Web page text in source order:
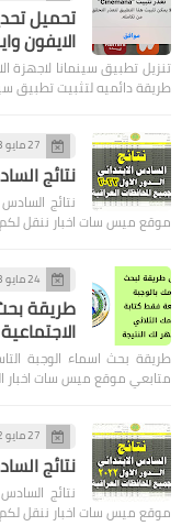
تحميل
الايفون
تنزيل تطبيق سينمانا لاجهزة
طريقة دائميه لتثبيت تطبيق
27 مايو 2023
نتائج
موقع ميس سات اخبار ننقل لكم
24 مايو 2023
طريقة
الاجتماعية
طريقة بحث اسماء الوجبة
متابعي موقع ميس سات اخبار
27 مايو 2022
نتائج
موقع ميس سات اخبار ننقل لكم